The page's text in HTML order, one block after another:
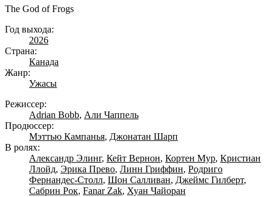
The God of Frogs
Год выхода:
2026
Страна:
Канада
Жанр:
Ужасы
Режиссер:
Adrian Bobb, Али Чаппель
Продюссер:
Мэттью Кампанья, Джонатан Шарп
В ролях:
Александр Элинг, Кейт Вернон, Кортен Мур, Кристиан
Ллойд, Эрика Прево, Линн Гриффин, Родриго
Фернандес-Столл, Шон Салливан, Джеймс Гилберт,
Сабрин Рок, Fanar Zak, Хуан Чайоран